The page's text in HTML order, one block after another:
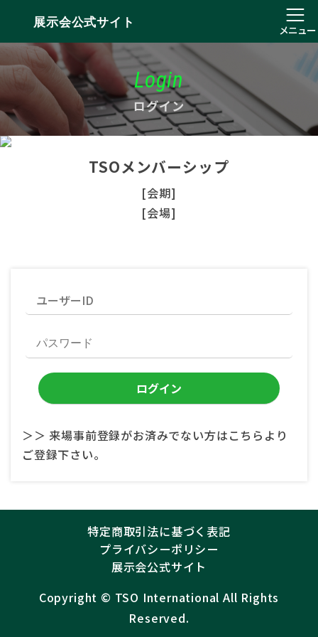
展示会公式サイト
メニュー
Login
ログイン
TSOメンバーシップ
[会期]
[会場]
＞＞ 来場事前登録がお済みでない方はこちらより
ご登録下さい。
特定商取引法に基づく表記
プライバシーポリシー
展示会公式サイト
Copyright ©︎ TSO International All Rights
Reserved.